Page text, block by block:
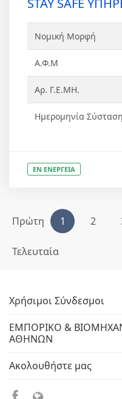
STAY SAFE
Νομική Μορφή
Α.Φ.Μ
Αρ. Γ.Ε.ΜΗ.
Ημερομηνία
ΕΝ ΕΝΕΡΓΕΙΑ
Πρώτη 1 2
Τελευταία
Χρήσιμοι Σύνδεσμοι
ΕΜΠΟΡΙΚΟ &
ΑΘΗΝΩΝ
Ακολουθήστε μας